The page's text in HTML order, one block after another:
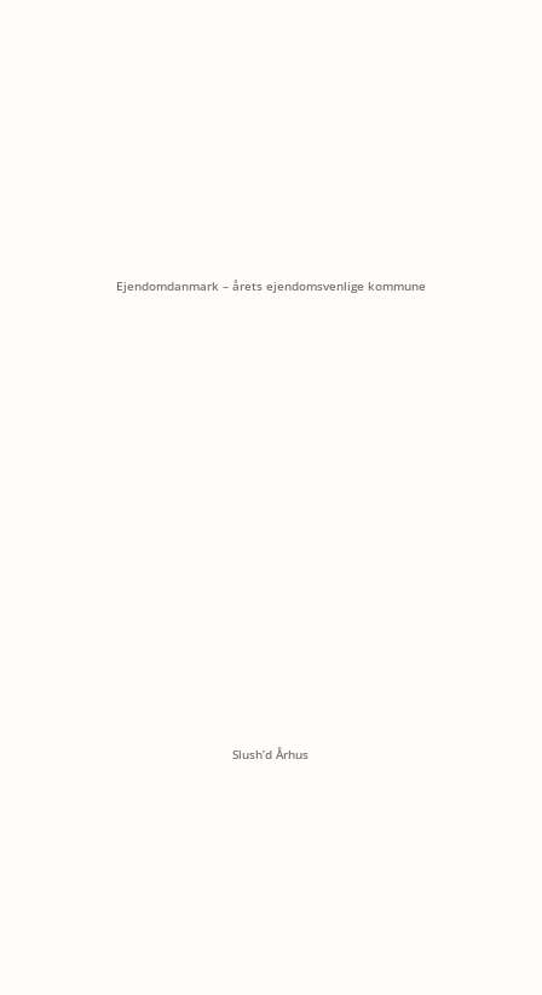
Ejendomdanmark – årets ejendomsvenlige kommune
Slush’d Århus